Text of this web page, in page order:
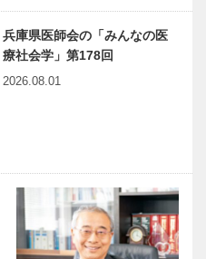
兵庫県医師会の「みんなの医
療社会学」第178回
2026.08.01